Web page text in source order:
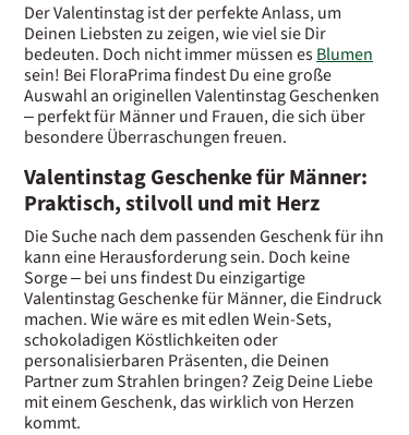
Der Valentinstag ist der perfekte Anlass, um
Deinen Liebsten zu zeigen, wie viel sie Dir
bedeuten. Doch nicht immer müssen es Blumen
sein! Bei FloraPrima findest Du eine große
Auswahl an originellen Valentinstag Geschenken
– perfekt für Männer und Frauen, die sich über
besondere Überraschungen freuen.
Valentinstag Geschenke für Männer:
Praktisch, stilvoll und mit Herz
Die Suche nach dem passenden Geschenk für ihn
kann eine Herausforderung sein. Doch keine
Sorge – bei uns findest Du einzigartige
Valentinstag Geschenke für Männer, die Eindruck
machen. Wie wäre es mit edlen Wein-Sets,
schokoladigen Köstlichkeiten oder
personalisierbaren Präsenten, die Deinen
Partner zum Strahlen bringen? Zeig Deine Liebe
mit einem Geschenk, das wirklich von Herzen
kommt.